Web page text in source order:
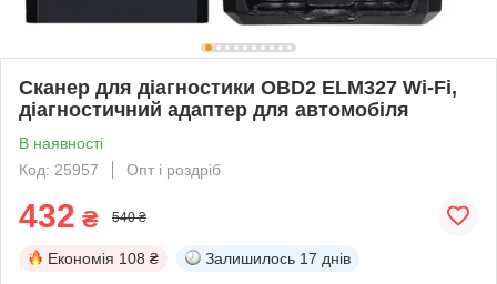
Сканер для діагностики OBD2 ELM327 Wi-Fi,
діагностичний адаптер для автомобіля
В наявності
Код: 25957
Опт і роздріб
432 ₴ 540 ₴
Економія 108 ₴ Залишилось 17 днів